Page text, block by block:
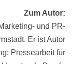
Zum Autor:
und PR-
Er ist Autor
Pressearbeit für